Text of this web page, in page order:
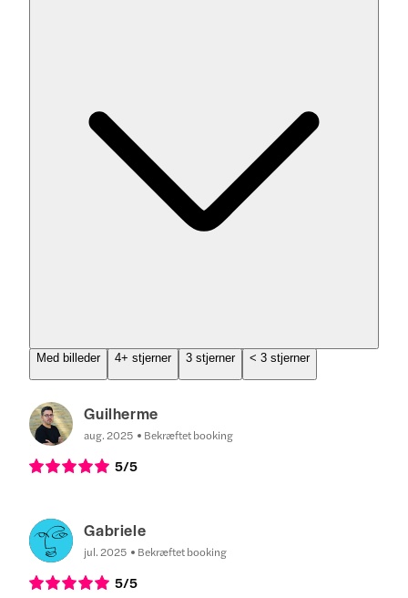
Med billeder 4+ stjerner 3 stjerner < 3 stjerner
Guilherme
aug. 2025 Bekræftet booking
5/5
Gabriele
jul. 2025 Bekræftet booking
5/5